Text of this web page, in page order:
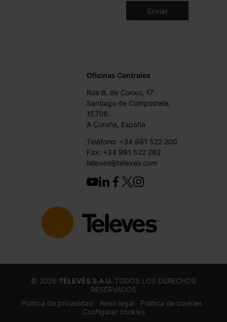
Oficinas Centrales
Rúa B. de Conxo, 17
Santiago de Compostela,
15706.
A Coruña, España
Teléfono: +34 981 522 200
Fax: +34 981 522 262
televes@televes.com
© 2026 TELEVÉS S.A.U. TODOS LOS DERECHOS
RESERVADOS
Política de privacidad · Aviso legal · Politica de cookies ·
Configurar cookies